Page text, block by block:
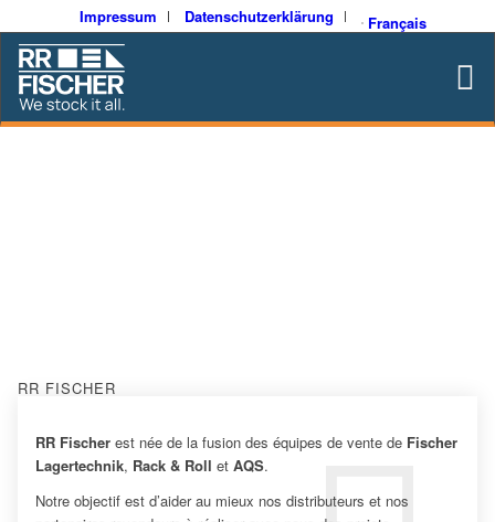
Impressum Datenschutzerklärung Français
RR FISCHER
RR Fischer est née de la fusion des équipes de vente de Fischer
Lagertechnik, Rack & Roll et AQS.
Notre objectif est d’aider au mieux nos distributeurs et nos